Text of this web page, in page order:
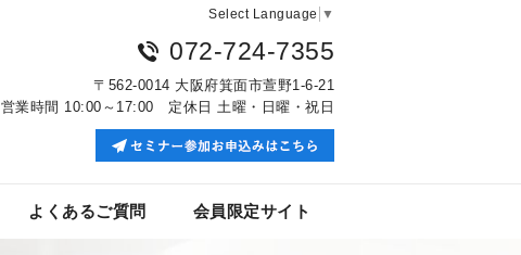
Select Language ▼
072-724-7355
〒562-0014 大阪府箕面市萱野1-6-21
営業時間 10:00～17:00 定休日 土曜・日曜・祝日
よくあるご質問 会員限定サイト